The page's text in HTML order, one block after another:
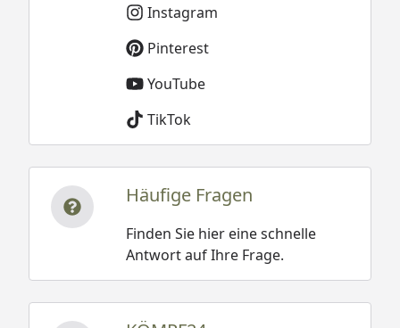
Instagram
Pinterest
YouTube
TikTok
Häufige Fragen
Finden Sie hier eine schnelle
Antwort auf Ihre Frage.